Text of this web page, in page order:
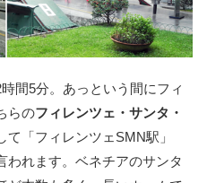
間5分。あっという間にフィ
らのフィレンツェ・サンタ・
て「フィレンツェSMN駅」
われます。ベネチアのサンタ